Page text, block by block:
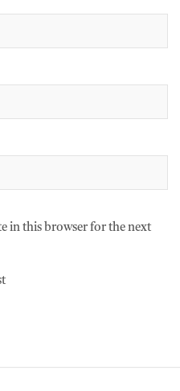
in this browser for the next